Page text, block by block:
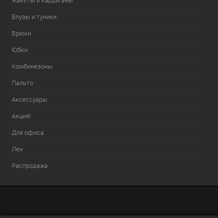
Блузы и туники
Брюки
Юбки
Комбинезоны
Пальто
Аксессуары
Акция!
Для офиса
Лен
Распродажа